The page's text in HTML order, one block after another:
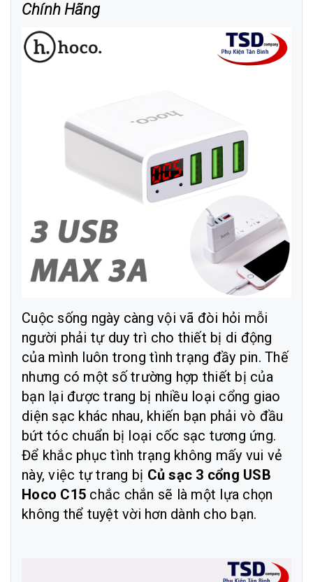
Chính Hãng
Cuộc sống ngày càng vội vã đòi hỏi mỗi
người phải tự duy trì cho thiết bị di động
của mình luôn trong tình trạng đầy pin. Thế
nhưng có một số trường hợp thiết bị của
bạn lại được trang bị nhiều loại cổng giao
diện sạc khác nhau, khiến bạn phải vò đầu
bứt tóc chuẩn bị loại cốc sạc tương ứng.
Để khắc phục tình trạng không mấy vui vẻ
này, việc tự trang bị Củ sạc 3 cổng USB
Hoco C15 chắc chắn sẽ là một lựa chọn
không thể tuyệt vời hơn dành cho bạn.